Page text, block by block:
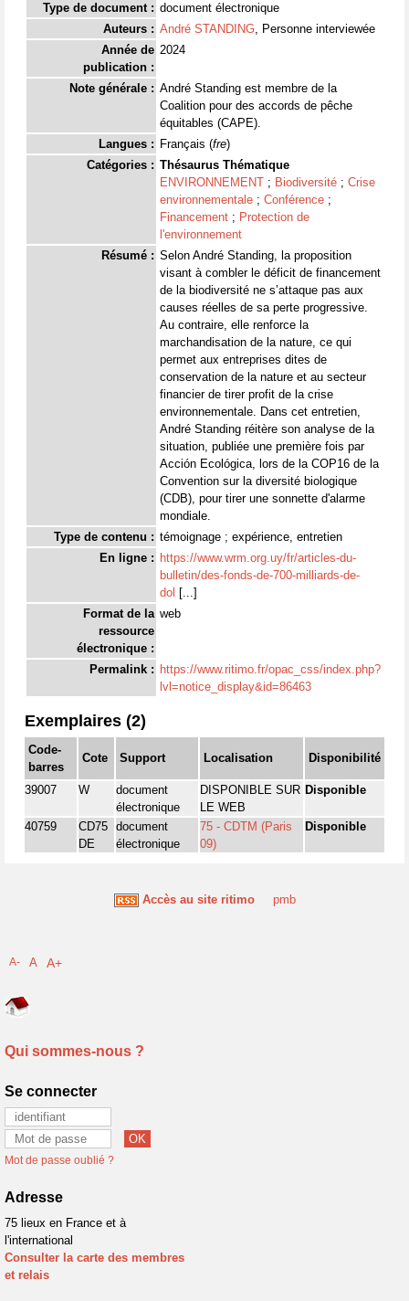
Type de document : document électronique
Auteurs : André STANDING, Personne interviewée
Année de
publication :
2024
Note générale : André Standing est membre de la
Coalition pour des accords de pêche
équitables (CAPE).
Langues : Français (fre)
Catégories : Thésaurus Thématique
ENVIRONNEMENT ; Biodiversité ; Crise
environnementale ; Conférence ;
Financement ; Protection de
l'environnement
Résumé : Selon André Standing, la proposition
visant à combler le déficit de financement
de la biodiversité ne s’attaque pas aux
causes réelles de sa perte progressive.
Au contraire, elle renforce la
marchandisation de la nature, ce qui
permet aux entreprises dites de
conservation de la nature et au secteur
financier de tirer profit de la crise
environnementale. Dans cet entretien,
André Standing réitère son analyse de la
situation, publiée une première fois par
Acción Ecológica, lors de la COP16 de la
Convention sur la diversité biologique
(CDB), pour tirer une sonnette d'alarme
mondiale.
Type de contenu : témoignage ; expérience, entretien
En ligne : https://www.wrm.org.uy/fr/articles-du-
bulletin/des-fonds-de-700-milliards-de-
dol [...]
Format de la
ressource
électronique :
web
Permalink : https://www.ritimo.fr/opac_css/index.php?
lvl=notice_display&id=86463
Exemplaires (2)
Code-
barres
Cote Support Localisation Disponibilité
39007 W
document
électronique
DISPONIBLE SUR
LE WEB
Disponible
40759
CD75
DE
document
électronique
75 - CDTM (Paris
09)
Disponible
Accès au site ritimo pmb
A- A A+
Qui sommes-nous ?
Se connecter
Mot de passe oublié ?
Adresse
75 lieux en France et à
l'international
Consulter la carte des membres
et relais